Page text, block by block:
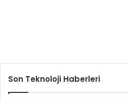
Son Teknoloji Haberleri